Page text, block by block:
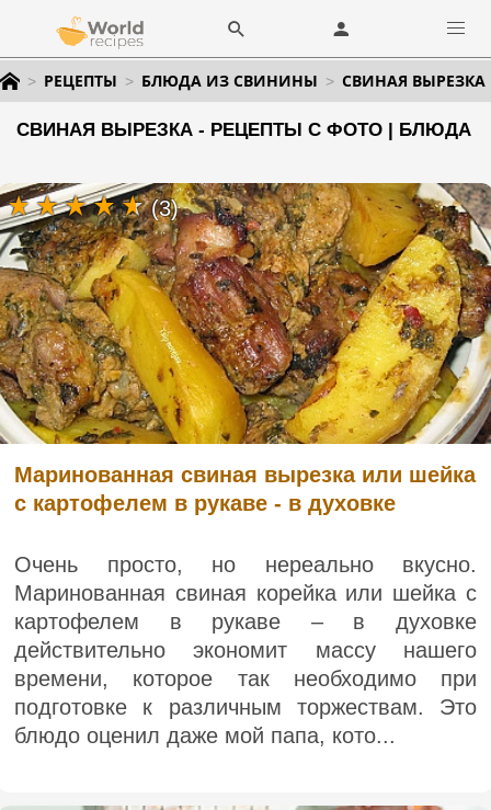
РЕЦЕПТЫ БЛЮДА ИЗ СВИНИНЫ СВИНАЯ ВЫРЕЗКА
СВИНАЯ ВЫРЕЗКА - РЕЦЕПТЫ С ФОТО | БЛЮДА
Маринованная свиная вырезка или шейка
с картофелем в рукаве - в духовке
Очень просто, но нереально вкусно.
Маринованная свиная корейка или шейка с
картофелем в рукаве – в духовке
действительно экономит массу нашего
времени, которое так необходимо при
подготовке к различным торжествам. Это
блюдо оценил даже мой папа, кото...
(3)